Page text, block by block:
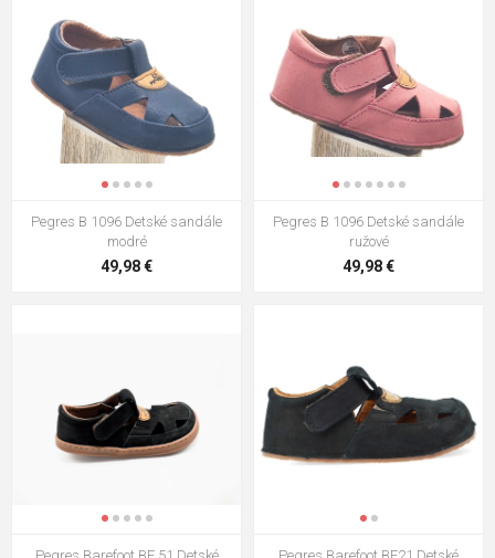
Pegres B 1096 Detské sandále
modré
49,98 €
Pegres B 1096 Detské sandále
ružové
49,98 €